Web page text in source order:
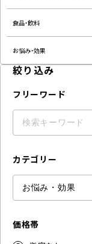
食品・飲料
お悩み・効果
絞り込み
フリーワード
カテゴリー
価格帯